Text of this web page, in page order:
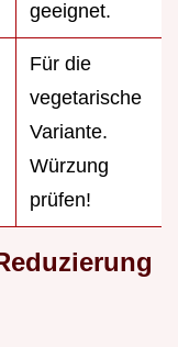
geeignet.
Für die
vegetarische
Variante.
Würzung
prüfen!